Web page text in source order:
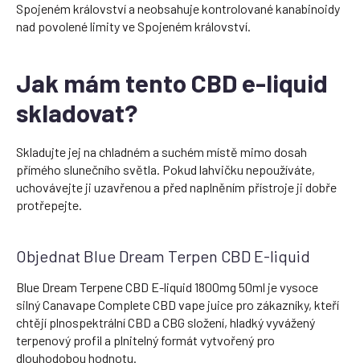
Spojeném království a neobsahuje kontrolované kanabinoidy
nad povolené limity ve Spojeném království.
Jak mám tento CBD e-liquid
skladovat?
Skladujte jej na chladném a suchém místě mimo dosah
přímého slunečního světla. Pokud lahvičku nepoužíváte,
uchovávejte ji uzavřenou a před naplněním přístroje ji dobře
protřepejte.
Objednat Blue Dream Terpen CBD E-liquid
Blue Dream Terpene CBD E-liquid 1800mg 50ml je vysoce
silný Canavape Complete CBD vape juice pro zákazníky, kteří
chtějí plnospektrální CBD a CBG složení, hladký vyvážený
terpenový profil a plnitelný formát vytvořený pro
dlouhodobou hodnotu.